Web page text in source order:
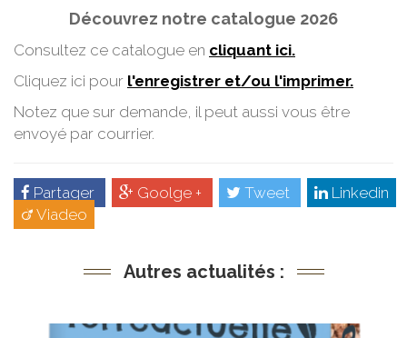
Découvrez notre catalogue 2026
Consultez ce catalogue en cliquant ici.
Cliquez ici pour l'enregistrer et/ou l'imprimer.
Notez que sur demande, il peut aussi vous être
envoyé par courrier.
Partager Goolge + Tweet
Linkedin
Viadeo
Autres actualités :